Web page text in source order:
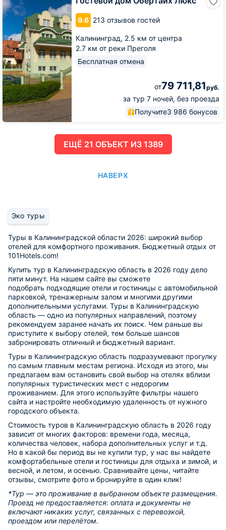
9.6 213 отзывов гостей
Калининград, 2.5 км от центра
2.7 км от реки Преголя
Бесплатная отмена
от79 711,81руб.
за тур 7 ночей, без проезда
Получите3 986 бонусов
дом
Обертайх
ЕЩË 21 ОБЪЕКТ ИЗ 1389
НАВЕРХ
Эко туры
Туры в Калининградской области 2026: широкий выбор
отелей для комфортного проживания. Бюджетный отдых от
101Hotels.com!
Купить тур в Калининградскую область в 2026 году дело
пяти минут. На нашем сайте вы сможете
подобрать подходящие отели и гостиницы c автомобильной
парковкой, тренажерным залом и многими другими
дополнительными услугами. Туры в Калининградскую
область — одно из популярных направлений, поэтому
рекомендуем заранее начать их поиск. Чем раньше вы
приступите к выбору отелей, тем больше шансов
забронировать отличный и бюджетный вариант.
Туры в Калининградскую область подразумевают прогулку
по самым главным местам региона. Исходя из этого, мы
предлагаем вам остановить свой выбор на отелях вблизи
популярных туристических мест с недорогим
проживанием. Для этого используйте фильтры нашего
сайта и настройте необходимую удаленность от нужного
городского объекта.
Стоимость туров в Калининградскую область в 2026 году
зависит от многих факторов: времени года, месяца,
количества человек, набора дополнительных услуг и т.д.
Но в какой бы период вы не купили тур, у нас вы найдете
комфортабельные отели и гостиницы для отдыха и зимой, и
весной, и летом, и осенью. Сравнивайте цены, читайте
отзывы, смотрите фото и бронируйте в один клик!
*Тур — это проживание в выбранном объекте размещения.
Проезд не предоставляется: оплата и документы не
включают никаких услуг, связанных с перевозкой,
проездом или перелётом.